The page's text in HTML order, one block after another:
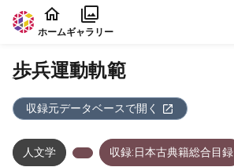
本文に飛ぶ
ホームギャラリー
歩兵運動軌範
収録元データベースで開く
人文学 収録:日本古典籍総合目録